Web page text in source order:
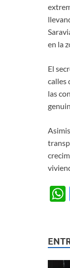
en la
El
calles
las